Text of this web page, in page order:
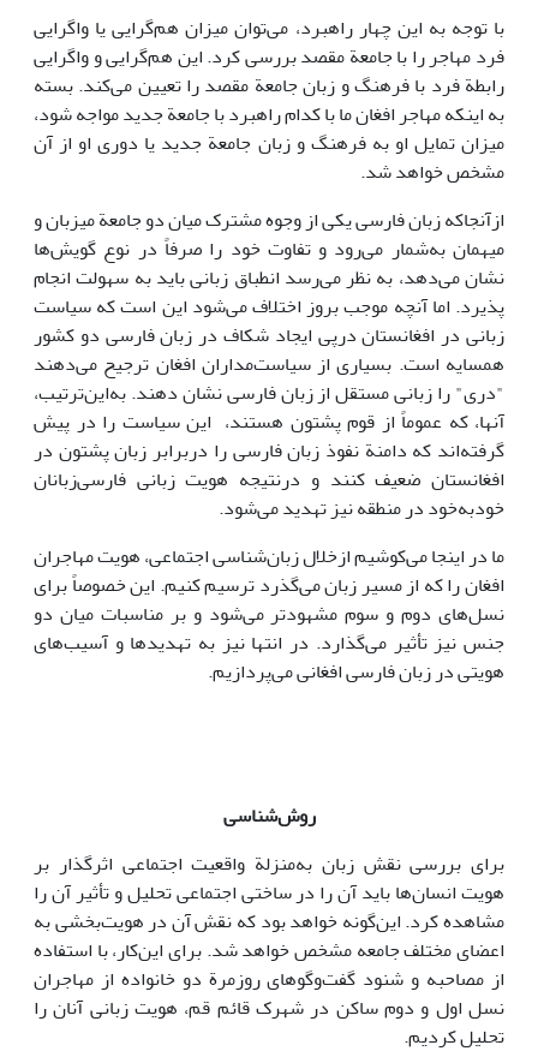
با توجه به این چهار راهبرد، می‌توان میزان هم‌گرایی یا واگرایی
فرد مهاجر را با جامعة مقصد بررسی کرد. این هم‌گرایی و واگرایی
رابطة فرد با فرهنگ و زبان جامعة مقصد را تعیین می‌کند. بسته
به اینکه مهاجر افغان ما با کدام راهبرد با جامعة جدید مواجه شود،
میزان تمایل او به فرهنگ و زبان جامعة جدید یا دوری او از آن
مشخص خواهد شد.
ازآنجاکه زبان فارسی یکی از وجوه مشترک میان دو جامعة میزبان و
میهمان به‌شمار می‌رود و تفاوت خود را صرفاً در نوع گویش‌ها
نشان می‌دهد، به نظر می‌رسد انطباق زبانی باید به سهولت انجام
پذیرد. اما آنچه موجب بروز اختلاف می‌شود این است که سیاست
زبانی در افغانستان درپی ایجاد شکاف در زبان فارسی دو کشور
همسایه است. بسیاری از سیاست‌مداران افغان ترجیح می‌دهند
"دری" را زبانی مستقل از زبان فارسی نشان دهند. به‌این‌ترتیب،
آنها، که عموماً از قوم پشتون هستند، این سیاست را در پیش
گرفته‌اند که دامنة نفوذ زبان فارسی را دربرابر زبان پشتون در
افغانستان ضعیف کنند و درنتیجه هویت زبانی فارسی‌زبانان
خودبه‌خود در منطقه نیز تهدید می‌شود.
ما در اینجا می‌کوشیم ازخلال زبان‌شناسی اجتماعی، هویت مهاجران
افغان را که از مسیر زبان می‌گذرد ترسیم کنیم. این خصوصاً برای
نسل‌های دوم و سوم مشهودتر می‌شود و بر مناسبات میان دو
جنس نیز تأثیر می‌گذارد. در انتها نیز به تهدیدها و آسیب‌های
هویتی در زبان فارسی افغانی می‌پردازیم.
روش‌شناسی
برای بررسی نقش زبان به‌منزلة واقعیت اجتماعی اثرگذار بر
هویت انسان‌ها باید آن را در ساختی اجتماعی تحلیل و تأثیر آن را
مشاهده کرد. این‌گونه خواهد بود که نقش آن در هویت‌بخشی به
اعضای مختلف جامعه مشخص خواهد شد. برای این‌کار، با استفاده
از مصاحبه و شنود گفت‌وگوهای روزمرة دو خانواده از مهاجران
نسل اول و دوم ساکن در شهرک قائم قم، هویت زبانی آنان را
تحلیل کردیم.